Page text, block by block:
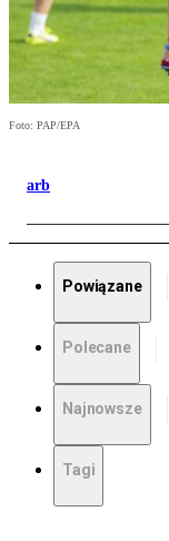
Foto: PAP/EPA
arb
Powiązane
Polecane
Najnowsze
Tagi